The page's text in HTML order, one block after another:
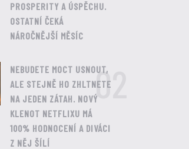
PROSPERITY A ÚSPĚCHU.
OSTATNÍ ČEKÁ
NÁROČNĚJŠÍ MĚSÍC
NEBUDETE MOCT USNOUT,
ALE STEJNĚ HO ZHLTNETE
NA JEDEN ZÁTAH. NOVÝ
KLENOT NETFLIXU MÁ
100% HODNOCENÍ A DIVÁCI
Z NĚJ ŠÍLÍ
02